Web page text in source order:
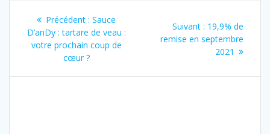
Navigation
de
l’article
Précédent : Article
précédent
:
Sauce
D’anDy : tartare de veau :
votre prochain coup de
cœur ?
Suivant : Article
suivant
19,9% de
remise en septembre
2021